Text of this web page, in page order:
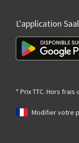
L'application
* Prix TTC. Hors frais
Modifier votre